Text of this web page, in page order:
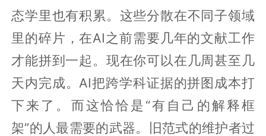
态学里也有积累。这些分散在不同子领域
里的碎片，在AI之前需要几年的文献工作
才能拼到一起。现在你可以在几周甚至几
天内完成。AI把跨学科证据的拼图成本打
下来了。而这恰恰是“有自己的解释框
架”的人最需要的武器。旧范式的维护者过